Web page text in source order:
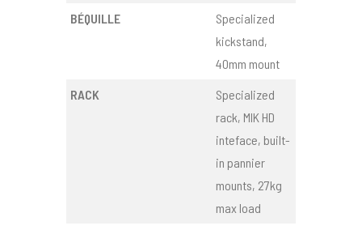
BÉQUILLE
Specialized
kickstand,
40mm mount
RACK
Specialized
rack, MIK HD
inteface, built-
in pannier
mounts, 27kg
max load